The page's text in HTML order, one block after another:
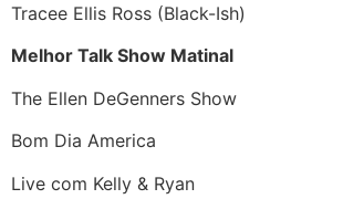
Tracee Ellis Ross (Black-Ish)
Melhor Talk Show Matinal
The Ellen DeGenners Show
Bom Dia America
Live com Kelly & Ryan